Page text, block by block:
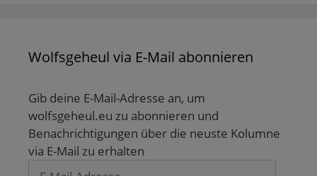
Wolfsgeheul via E-Mail abonnieren
Gib deine E-Mail-Adresse an, um
wolfsgeheul.eu zu abonnieren und
Benachrichtigungen über die neuste Kolumne
via E-Mail zu erhalten